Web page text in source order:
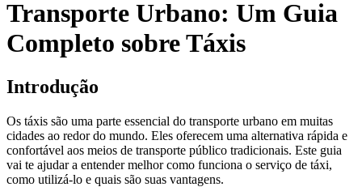
Transporte Urbano: Um Guia
Completo sobre Táxis
Introdução
Os táxis são uma parte essencial do transporte urbano em muitas
cidades ao redor do mundo. Eles oferecem uma alternativa rápida e
confortável aos meios de transporte público tradicionais. Este guia
vai te ajudar a entender melhor como funciona o serviço de táxi,
como utilizá-lo e quais são suas vantagens.